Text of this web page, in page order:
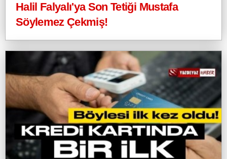
Halil Falyalı'ya Son Tetiği Mustafa
Söylemez Çekmiş!